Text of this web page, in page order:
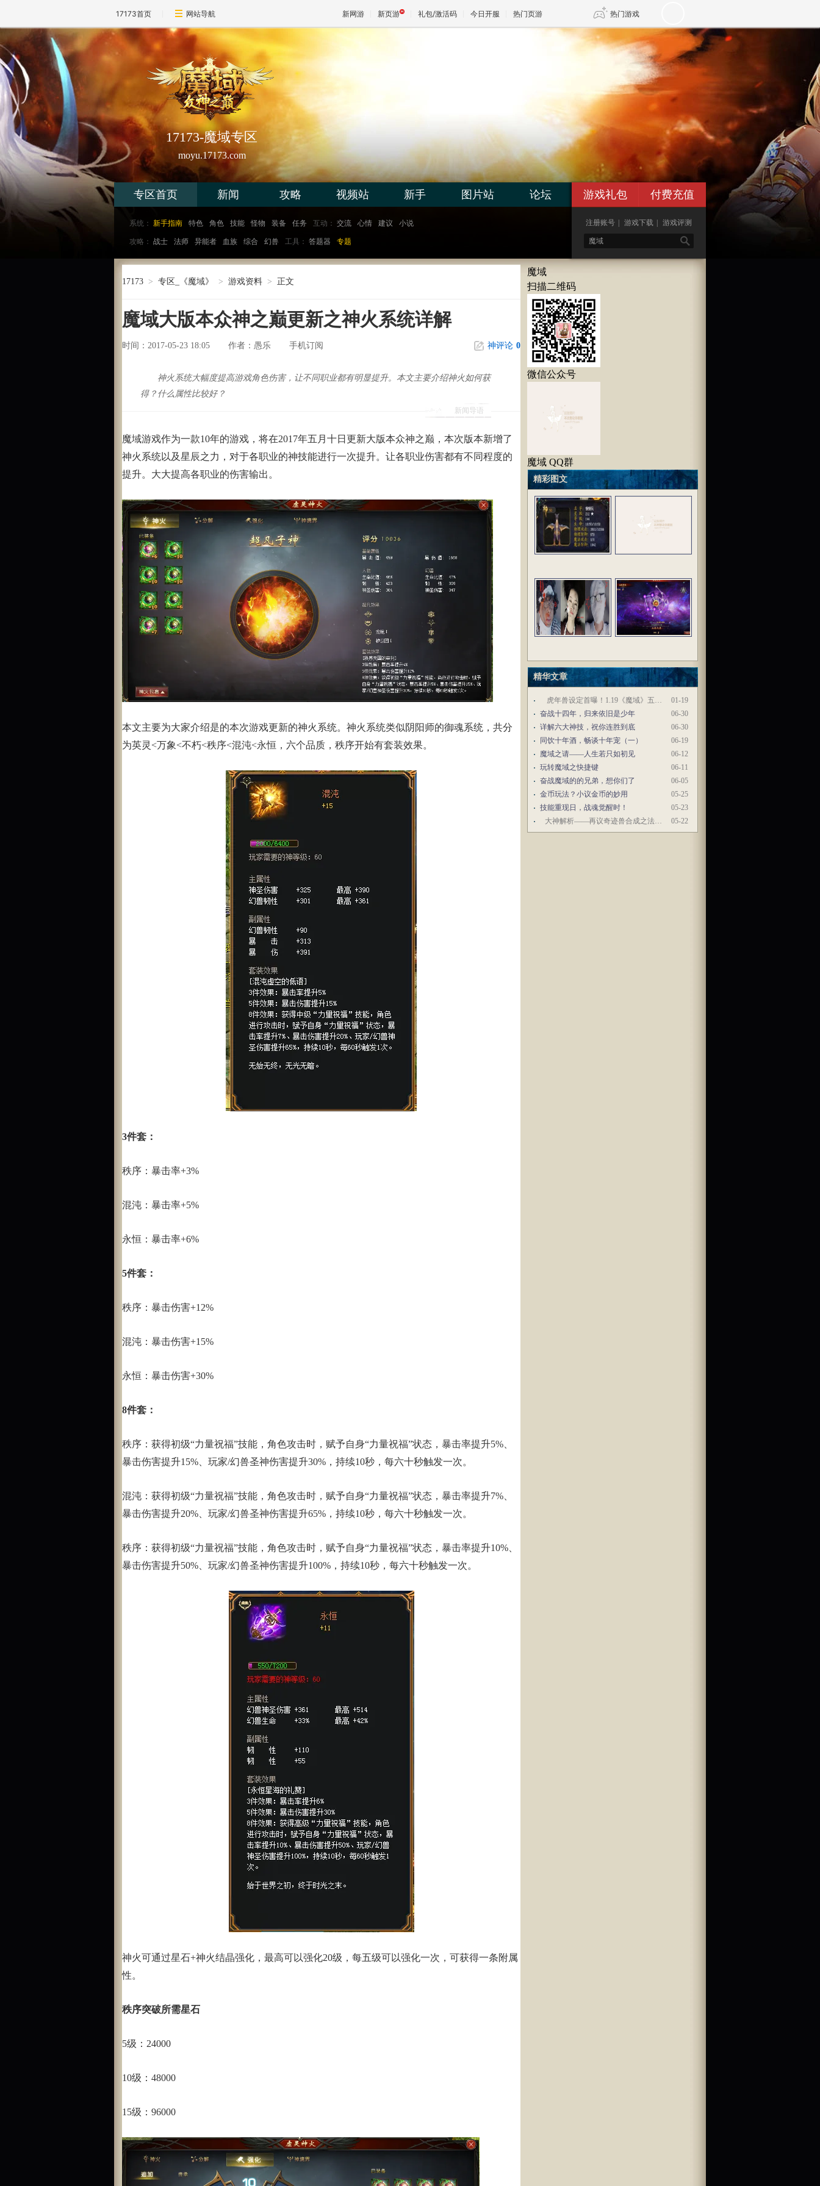
17173首页 网站导航 新网游 新页游 礼包/激活码 今日开服 热门页游 热门游戏
剑网3旗舰版
王权与自由 诛仙世界
17173-魔域专区
moyu.17173.com
专区首页 新闻 攻略 视频站 新手 图片站 论坛
系统： 新手指南 特色 角色 技能 怪物 装备 任务 互动： 交流 心情 建议 小说
攻略： 战士 法师 异能者 血族 综合 幻兽 工具： 答题器 专题
游戏礼包 付费充值
注册账号 游戏下载 游戏评测

17173 > 专区_《魔域》 > 游戏资料 > 正文
魔域大版本众神之巅更新之神火系统详解
时间：2017-05-23 18:05 作者： 愚乐 手机订阅 神评论 0
新闻导语
神火系统大幅度提高游戏角色伤害，让不同职业都有明显提升。本文主要介绍神火如何获
得？什么属性比较好？
魔域游戏作为一款10年的游戏，将在2017年五月十日更新大版本众神之巅，本次版本新增了
神火系统以及星辰之力，对于各职业的神技能进行一次提升。让各职业伤害都有不同程度的
提升。大大提高各职业的伤害输出。
本文主要为大家介绍是的本次游戏更新的神火系统。神火系统类似阴阳师的御魂系统，共分
为英灵<万象<不朽<秩序<混沌<永恒，六个品质，秩序开始有套装效果。
3件套：
秩序：暴击率+3%
混沌：暴击率+5%
永恒：暴击率+6%
5件套：
秩序：暴击伤害+12%
混沌：暴击伤害+15%
永恒：暴击伤害+30%
8件套：
秩序：获得初级“力量祝福”技能，角色攻击时，赋予自身“力量祝福”状态，暴击率提升5%、
暴击伤害提升15%、玩家/幻兽圣神伤害提升30%，持续10秒，每六十秒触发一次。
混沌：获得初级“力量祝福”技能，角色攻击时，赋予自身“力量祝福”状态，暴击率提升7%、
暴击伤害提升20%、玩家/幻兽圣神伤害提升65%，持续10秒，每六十秒触发一次。
秩序：获得初级“力量祝福”技能，角色攻击时，赋予自身“力量祝福”状态，暴击率提升10%、
暴击伤害提升50%、玩家/幻兽圣神伤害提升100%，持续10秒，每六十秒触发一次。
神火可通过星石+神火结晶强化，最高可以强化20级，每五级可以强化一次，可获得一条附属
性。
秩序突破所需星石
5级：24000
10级：48000
15级：96000
魔域
扫描二维码
微信公众号
魔域 QQ群
精彩图文
精华文章
01-19
虎年兽设定首曝！1.19《魔域》五…
06-30
奋战十四年，归来依旧是少年
06-30
详解六大神技，祝你连胜到底
06-19
同饮十年酒，畅谈十年宠（一）
06-12
魔域之请——人生若只如初见
06-11
玩转魔域之快捷键
06-05
奋战魔域的的兄弟，想你们了
05-25
金币玩法？小议金币的妙用
05-23
技能重现日，战魂觉醒时！
05-22
大神解析——再议奇迹兽合成之法…